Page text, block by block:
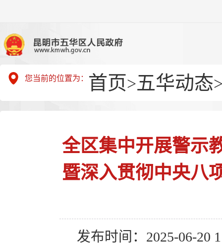
您当前的位置为： 首页>五华动态
全区集中开展警示
暨深入贯彻中央八
发布时间：2025-06-20